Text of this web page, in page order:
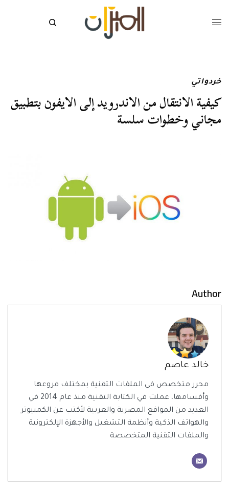
خردواتي
كيفية الانتقال من الاندرويد إلى الايفون بتطبيق
مجاني وخطوات سلسة
Author
خالد عاصم
محرر متخصص في الملفات التقنية بمختلف فروعها
وأقسامها، عملت في الكتابة التقنية منذ عام 2014 في
العديد من المواقع المصرية والعربية لأكتب عن الكمبيوتر
والهواتف الذكية وأنظمة التشغيل والأجهزة الإلكترونية
والملفات التقنية المتخصصة